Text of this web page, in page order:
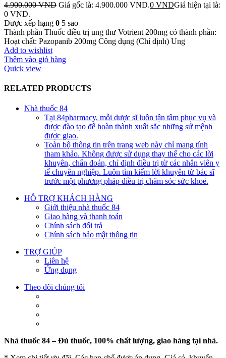
4.900.000VND Giá gốc là: 4.900.000 VND.0 VNDGiá hiện tại là:
0 VND.
Được xếp hạng 0 5 sao
Thành phần Thuốc điều trị ung thư Votrient 200mg có thành phần:
Hoạt chất: Pazopanib 200mg Công dụng (Chỉ định) Ung
Add to wishlist
Thêm vào giỏ hàng
Quick view
RELATED PRODUCTS
Nhà thuốc 84
Tại 84pharmacy, mỗi dược sĩ luôn tận tâm phục vụ và
được đào tạo để hoàn thành xuất sắc những sứ mệnh
được giao.
Toàn bộ thông tin trên trang web này chỉ mang tính
tham khảo. Không được sử dụng thay thế cho các lời
khuyên, chẩn đoán, chỉ định điều trị từ các nhân viên y
tế chuyên nghiệp. Luôn tìm kiếm lời khuyên từ bác sĩ
trước một phương pháp điều trị chăm sóc sức khoẻ.
HỖ TRỢ KHÁCH HÀNG
Giới thiệu nhà thuốc 84
Giao hàng và thanh toán
Chính sách đổi trả
Chính sách bảo mật thông tin
TRỢ GIÚP
Liên hệ
Ứng dụng
Theo dõi chúng tôi
Nhà thuốc 84 – Đủ thuốc, 100% chất lượng, giao hàng tại nhà.